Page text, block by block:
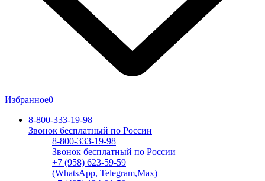
Избранное0
8-800-333-19-98
Звонок бесплатный по России
8-800-333-19-98
Звонок бесплатный по России
+7 (958) 623-59-59
(WhatsApp, Telegram,Max)